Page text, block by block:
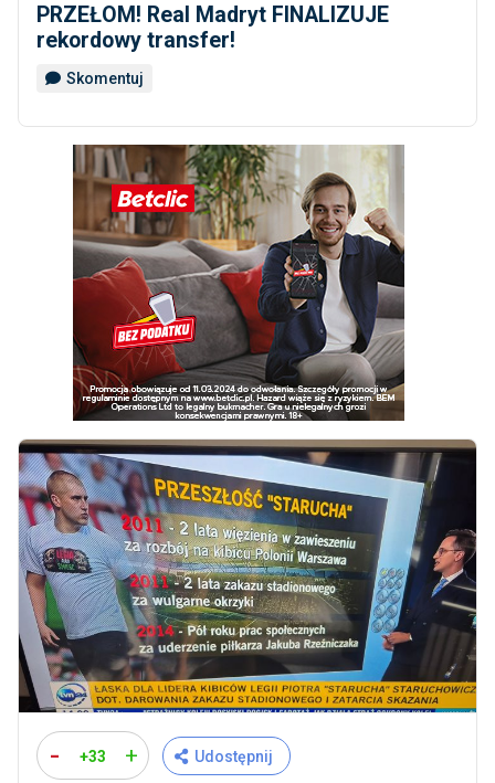
PRZEŁOM! Real Madryt FINALIZUJE
rekordowy transfer!
Skomentuj
- +33 + Udostępnij